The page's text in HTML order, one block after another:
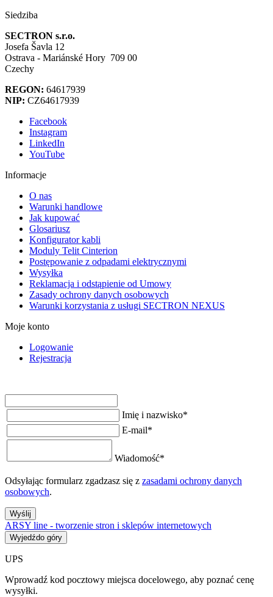
Siedziba
SECTRON s.r.o.
Josefa Šavla 12
Ostrava - Mariánské Hory 709 00
Czechy
REGON: 64617939
NIP: CZ64617939
Facebook
Instagram
LinkedIn
YouTube
Informacje
O nas
Warunki handlowe
Jak kupować
Glosariusz
Konfigurator kabli
Moduly Telit Cinterion
Postępowanie z odpadami elektrycznymi
Wysyłka
Reklamacja i odstąpienie od Umowy
Zasady ochrony danych osobowych
Warunki korzystania z usługi SECTRON NEXUS
Moje konto
Logowanie
Rejestracja
Imię i nazwisko*
E-mail*
Wiadomość*
Odsyłając formularz zgadzasz się z zasadami ochrony danych
osobowych.
Wyślij
ARSY line - tworzenie stron i sklepów internetowych
Wyjedźdo góry
UPS
Wprowadź kod pocztowy miejsca docelowego, aby poznać cenę
wysyłki.